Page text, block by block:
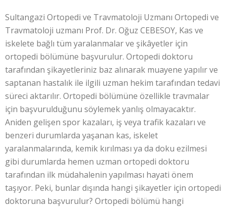
Sultangazi Ortopedi ve Travmatoloji Uzmanı Ortopedi ve
Travmatoloji uzmanı Prof. Dr. Oğuz CEBESOY, Kas ve
iskelete bağlı tüm yaralanmalar ve şikâyetler için
ortopedi bölümüne başvurulur. Ortopedi doktoru
tarafından şikayetleriniz baz alınarak muayene yapılır ve
saptanan hastalık ile ilgili uzman hekim tarafından tedavi
süreci aktarılır. Ortopedi bölümüne özellikle travmalar
için başvurulduğunu söylemek yanlış olmayacaktır.
Aniden gelişen spor kazaları, iş veya trafik kazaları ve
benzeri durumlarda yaşanan kas, iskelet
yaralanmalarında, kemik kırılması ya da doku ezilmesi
gibi durumlarda hemen uzman ortopedi doktoru
tarafından ilk müdahalenin yapılması hayati önem
taşıyor. Peki, bunlar dışında hangi şikayetler için ortopedi
doktoruna başvurulur? Ortopedi bölümü hangi